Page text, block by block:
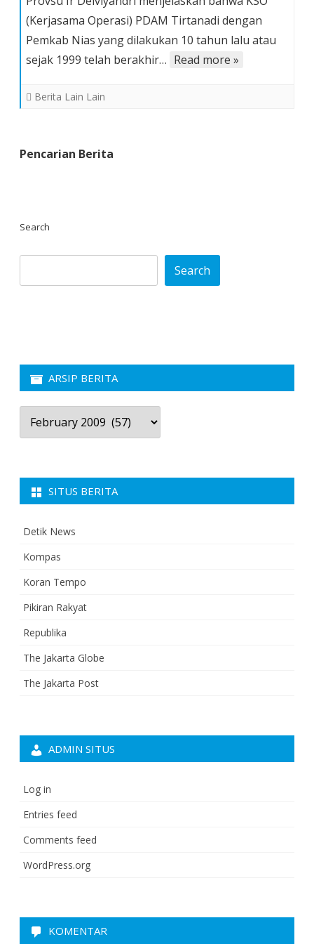
Tahun,
KSO
PDAM
Tirtanadi
(Kerjasama Operasi) PDAM Tirtanadi dengan
Pemkab Nias yang dilakukan 10 tahun lalu atau
sejak 1999 telah berakhir… Read more »
Berita Lain Lain
Pencarian Berita
Search
Search
ARSIP BERITA
Arsip
Berita
SITUS BERITA
Detik News
Kompas
Koran Tempo
Pikiran Rakyat
Republika
The Jakarta Globe
The Jakarta Post
ADMIN SITUS
Log in
Entries feed
Comments feed
WordPress.org
KOMENTAR